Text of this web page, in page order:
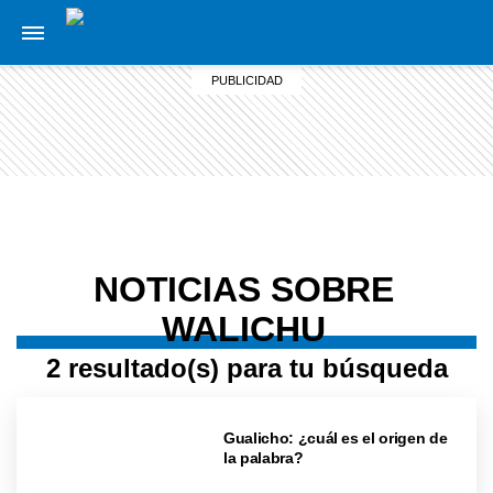
NOTICIAS SOBRE
WALICHU
2 resultado(s) para tu búsqueda
Gualicho: ¿cuál es el origen de
la palabra?